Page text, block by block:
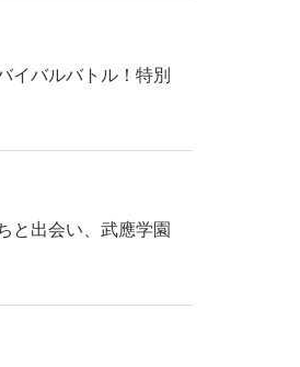
イバルバトル！特別
と出会い、武應学園